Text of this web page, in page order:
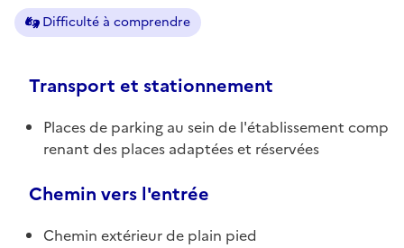
Difficulté à comprendre
Transport et stationnement
Places de parking au sein de l'établissement comp
renant des places adaptées et réservées
Chemin vers l'entrée
Chemin extérieur de plain pied